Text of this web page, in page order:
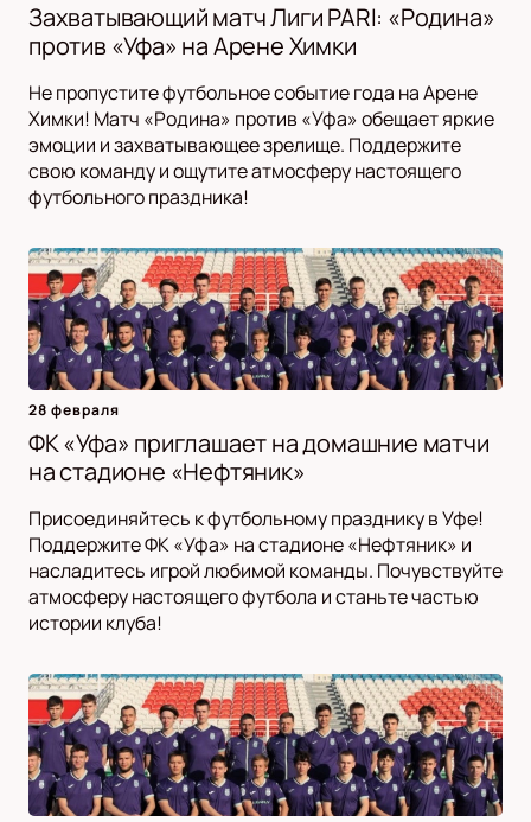
Захватывающий матч Лиги PARI: «Родина»
против «Уфа» на Арене Химки
Не пропустите футбольное событие года на Арене
Химки! Матч «Родина» против «Уфа» обещает яркие
эмоции и захватывающее зрелище. Поддержите
свою команду и ощутите атмосферу настоящего
футбольного праздника!
28 февраля
ФК «Уфа» приглашает на домашние матчи
на стадионе «Нефтяник»
Присоединяйтесь к футбольному празднику в Уфе!
Поддержите ФК «Уфа» на стадионе «Нефтяник» и
насладитесь игрой любимой команды. Почувствуйте
атмосферу настоящего футбола и станьте частью
истории клуба!